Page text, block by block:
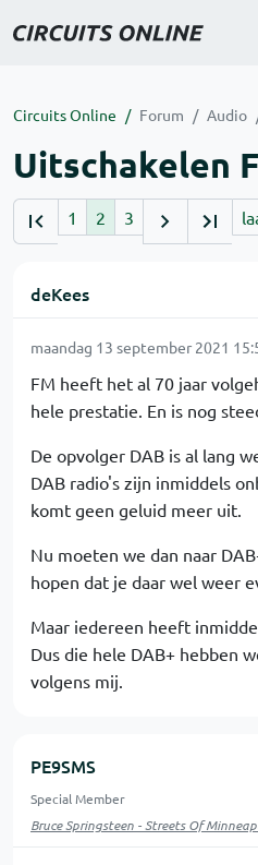
Circuits Online Forum Audio
Uitschakelen
1 2 3
deKees
maandag 13 september 2021
FM heeft het al 70 jaar
hele prestatie. En is nog
De opvolger DAB is al lang
DAB radio's zijn inmiddels
komt geen geluid meer uit.
Nu moeten we dan naar
hopen dat je daar wel weer
Maar iedereen heeft
Dus die hele DAB+ hebben
volgens mij.
PE9SMS
Special Member
Bruce Springsteen - Streets Of